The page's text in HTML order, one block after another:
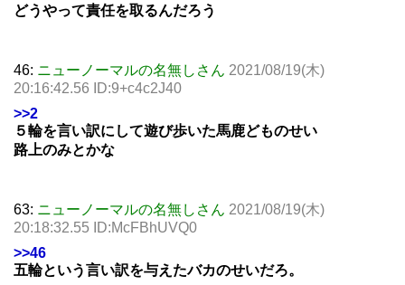
どうやって責任を取るんだろう
46: ニューノーマルの名無しさん 2021/08/19(木)
20:16:42.56 ID:9+c4c2J40
>>2
５輪を言い訳にして遊び歩いた馬鹿どものせい
路上のみとかな
63: ニューノーマルの名無しさん 2021/08/19(木)
20:18:32.55 ID:McFBhUVQ0
>>46
五輪という言い訳を与えたバカのせいだろ。